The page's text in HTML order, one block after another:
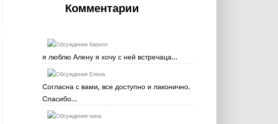
Комментарии
Кирилл
я люблю Алену я хочу с ней встречаца...
Елена
Согласна с вами, все доступно и лаконично.
Спасибо...
нина